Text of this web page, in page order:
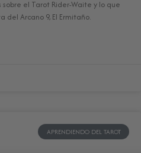
el Tarot Rider-Waite y lo que
del Arcano 9, El Ermitaño.
APRENDIENDO DEL TAROT